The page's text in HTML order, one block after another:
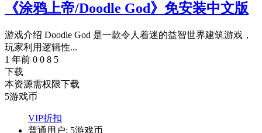
《涂鸦上帝/Doodle God》免安装中文版
游戏介绍 Doodle God 是一款令人着迷的益智世界建筑游戏，
玩家利用逻辑性...
1 年前 0 0 8 5
下载
本资源需权限下载
5游戏币
VIP折扣
普通用户: 5游戏币